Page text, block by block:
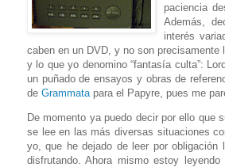
paciencia
Además,
interés
caben en un DVD, y no son
y lo que yo denomino “fantasía culta”:
un puñado de ensayos y obras de
de Grammata para el Papyre, pues me
De momento ya puedo decir por ello que
se lee en las más diversas situaciones
yo, que he dejado de leer por
disfrutando. Ahora mismo estoy